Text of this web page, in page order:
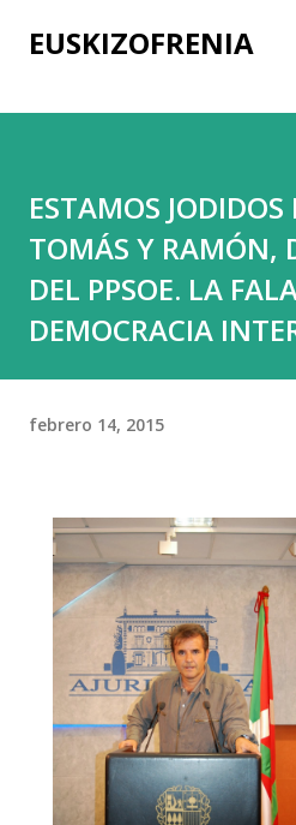
Ir al contenido
EUSKIZOFRENIA
ESTAMOS
TOMÁS Y RAMÓN,
DEL PPSOE. LA
DEMOCRACIA
febrero 14, 2015